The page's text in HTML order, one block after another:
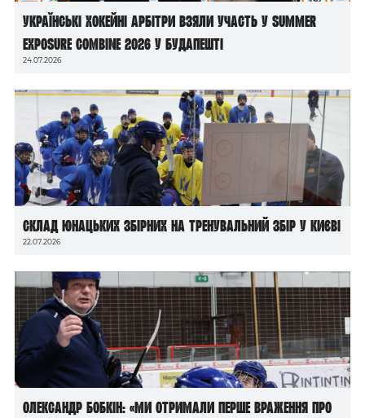
Українські хокейні арбітри взяли участь у Summer
Exposure Combine 2026 у Будапешті
24.07.2026
Склад юнацьких збірних на тренувальний збір у Києві
22.07.2026
Олександр Бобкін: «Ми отримали перше враження про